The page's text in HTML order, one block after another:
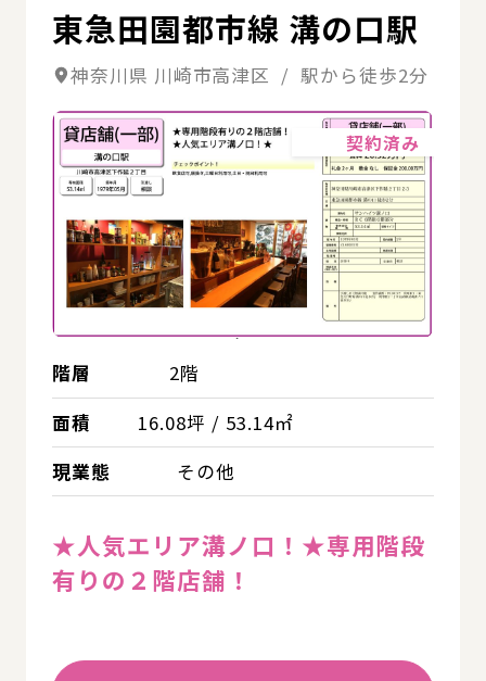
東急田園都市線 溝の口駅
神奈川県 川崎市高津区 / 駅から徒歩2分
契約済み
階層
2階
面積
16.08坪 / 53.14㎡
現業態
その他
★⼈気エリア溝ノ⼝！★専⽤階段
有りの２階店舗！